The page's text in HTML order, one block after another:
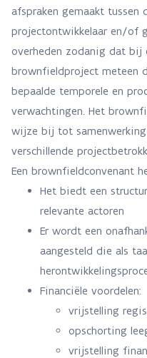
afspraken gemaakt tussen
projectontwikkelaar en/of
overheden zodanig dat bij
brownfieldproject meteen
bepaalde temporele en
verwachtingen. Het
wijze bij tot
verschillende
Een brownfieldconvenant
Het biedt een
relevante actoren
Er wordt een
aangesteld die als
Financiële voordelen:
vrijstelling
opschorting
vrijstelling